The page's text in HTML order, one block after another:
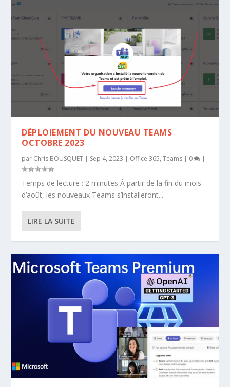
DÉPLOIEMENT DU NOUVEAU TEAMS
OCTOBRE 2023
par Chris BOUSQUET | Sep 4, 2023 | Office 365,Teams | 0 |
Temps de lecture : 2 minutes À partir de la fin du mois
d’août, les nouveaux Teams s’installeront...
LIRE LA SUITE